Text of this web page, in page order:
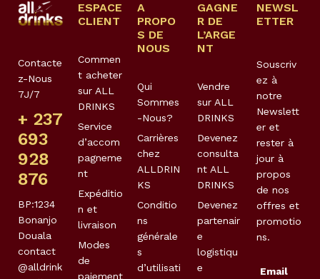
Contacte
z-Nous
7J/7
+ 237
693
928
876
BP:1234
Bonanjo
Douala
contact
@alldrink
ESPACE
CLIENT
Commen
t acheter
sur ALL
DRINKS
Service
d’accom
pagneme
nt
Expéditio
n et
livraison
Modes
de
paiement
A
PROPO
S DE
NOUS
Qui
Sommes
-Nous?
Carrières
chez
ALLDRIN
KS
Conditio
ns
générale
s
d’utilisati
GAGNE
R DE
L’ARGE
NT
Vendre
sur ALL
DRINKS
Devenez
consulta
nt ALL
DRINKS
Devenez
partenair
e
logistiqu
e
NEWSL
ETTER
Souscriv
ez à
notre
Newslett
er et
rester à
jour à
propos
de nos
offres et
promotio
ns.
Email